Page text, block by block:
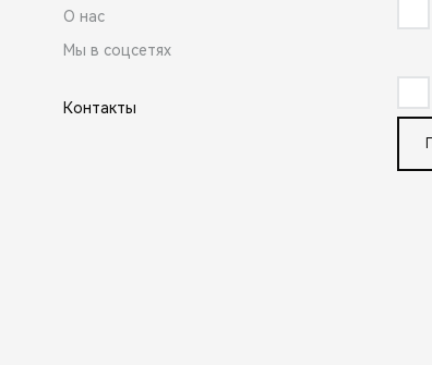
О нас
Мы в соцсетях
Контакты